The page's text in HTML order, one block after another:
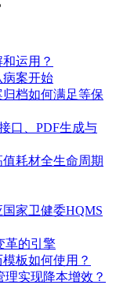
运用？
病案开始
档如何满足等保
口、PDF生成与
耗材全生命周期
家卫健委HQMS
革的引擎
板如何使用？
实现降本增效？